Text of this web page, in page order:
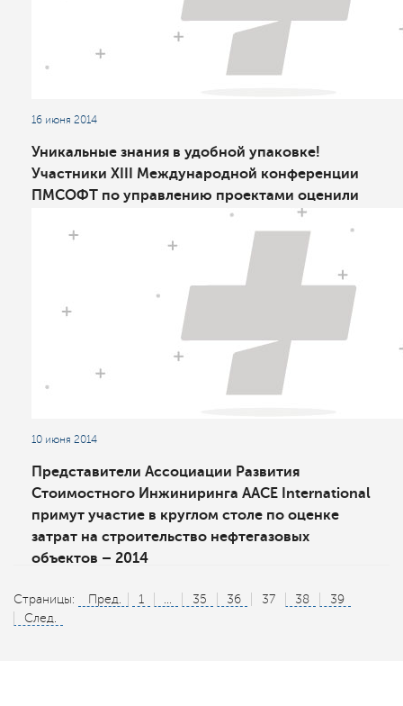
16 июня 2014
Уникальные знания в удобной упаковке!
Участники XIII Международной конференции
ПМСОФТ по управлению проектами оценили
уникальный формат и качество программы
мероприятия
10 июня 2014
Представители Ассоциации Развития
Стоимостного Инжиниринга AACE International
примут участие в круглом столе по оценке
затрат на строительство нефтегазовых
объектов – 2014
Страницы: Пред. 1 ... 35 36 37 38
39
След.